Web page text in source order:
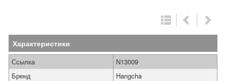
Характеристики
Ссылка
N13009
Бренд
Hangcha